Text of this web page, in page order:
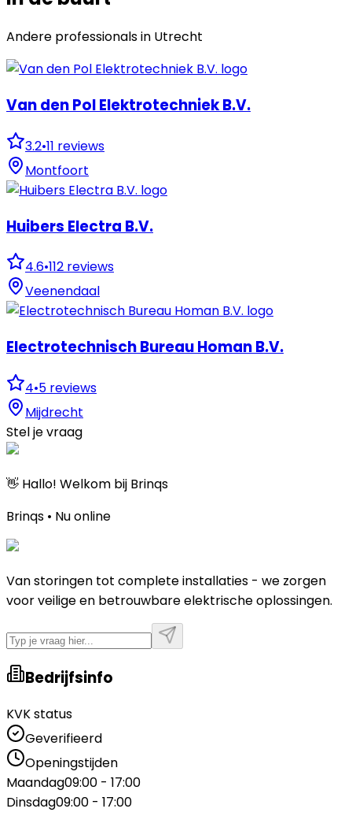
Andere professionals in Utrecht
Van den Pol Elektrotechniek B.V.
3.2•11 reviews
Montfoort
Huibers Electra B.V.
4.6•112 reviews
Veenendaal
Electrotechnisch Bureau Homan B.V.
4•5 reviews
Mijdrecht
Stel je vraag
👋 Hallo! Welkom bij Brinqs
Brinqs • Nu online
Van storingen tot complete installaties - we zorgen
voor veilige en betrouwbare elektrische oplossingen.
Bedrijfsinfo
KVK status
Geverifieerd
Openingstijden
Maandag09:00 - 17:00
Dinsdag09:00 - 17:00